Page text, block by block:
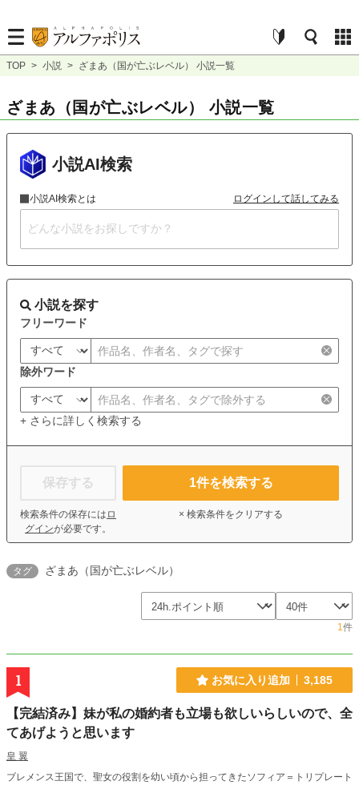
TOP > 小説 > ざまあ（国が亡ぶレベル） 小説一覧
ざまあ（国が亡ぶレベル） 小説一覧
小説AI検索
小説AI検索とは ログインして話してみる
小説を探す
フリーワード
除外ワード
+ さらに詳しく検索する
保存する
検索条件の保存には ロ
グインが必要です。
1件を検索する
× 検索条件をクリアする
タグ ざまあ（国が亡ぶレベル）
1件
1 お気に入り追加 3,185
【完結済み】妹が私の婚約者も立場も欲しいらしいので、全
てあげようと思います
皇 翼
ブレメンス王国で、聖女の役割を幼い頃から担ってきたソフィア＝トリプレート